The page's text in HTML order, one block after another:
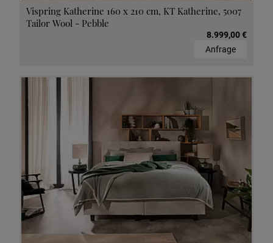
Vispring Katherine 160 x 210 cm, KT Katherine, 5007
Tailor Wool - Pebble
8.999,00 €
Anfrage